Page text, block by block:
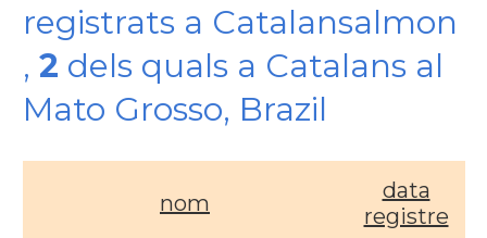
registrats a Catalansalmon
, 2 dels quals a Catalans al
Mato Grosso, Brazil
nom
data
registre